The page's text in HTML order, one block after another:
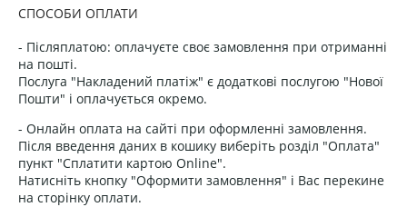
СПОСОБИ ОПЛАТИ
- Післяплатою: оплачуєте своє замовлення при отриманні
на пошті.
Послуга "Накладений платіж" є додаткові послугою "Нової
Пошти" і оплачується окремо.
- Онлайн оплата на сайті при оформленні замовлення.
Після введення даних в кошику виберіть розділ "Оплата"
пункт "Сплатити картою Online".
Натисніть кнопку "Оформити замовлення" і Вас перекине
на сторінку оплати.